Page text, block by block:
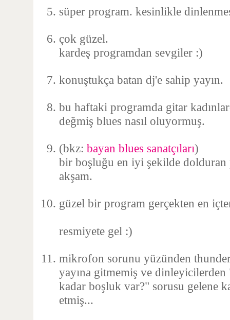
süper program. kesinlikle
çok güzel.
kardeş programdan sevgiler :)
konuştukça batan dj'e sahip yayın.
bu haftaki programda gitar
değmiş blues nasıl oluyormuş.
(bkz: bayan blues sanatçıları)
bir boşluğu en iyi şekilde
akşam.
güzel bir program gerçekten en
resmiyete gel :)
mikrofon sorunu yüzünden
yayına gitmemiş ve dinleyicilerden
kadar boşluk var?" sorusu gelene
etmiş...